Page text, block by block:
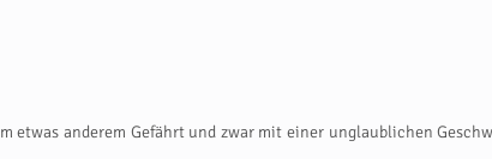
anderem Gefährt und zwar mit einer unglaublichen